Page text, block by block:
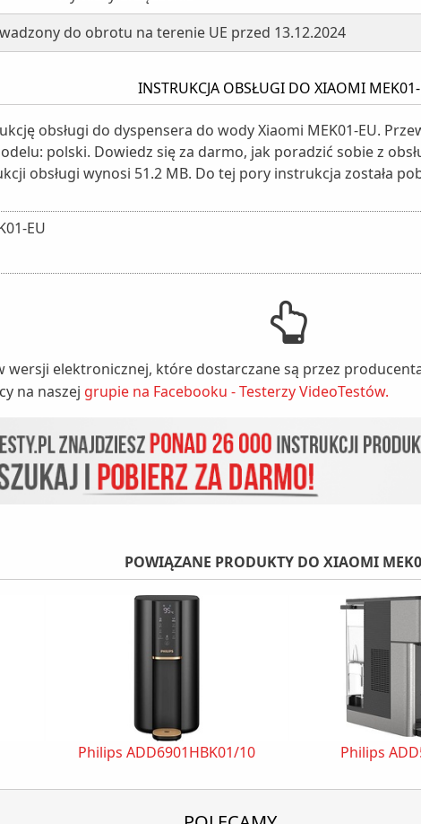
do obrotu na terenie UE przed 13.12.2024
INSTRUKCJA OBSŁUGI DO XIAOMI
obsługi do dyspensera do wody Xiaomi MEK01-EU.
polski. Dowiedz się za darmo, jak poradzić sobie z
obsługi wynosi 51.2 MB. Do tej pory instrukcja została
EU
wersji elektronicznej, które dostarczane są przez
na naszej grupie na Facebooku - Testerzy VideoTestów.
POWIĄZANE PRODUKTY DO XIAOMI
Philips ADD6901HBK01/10 Philips